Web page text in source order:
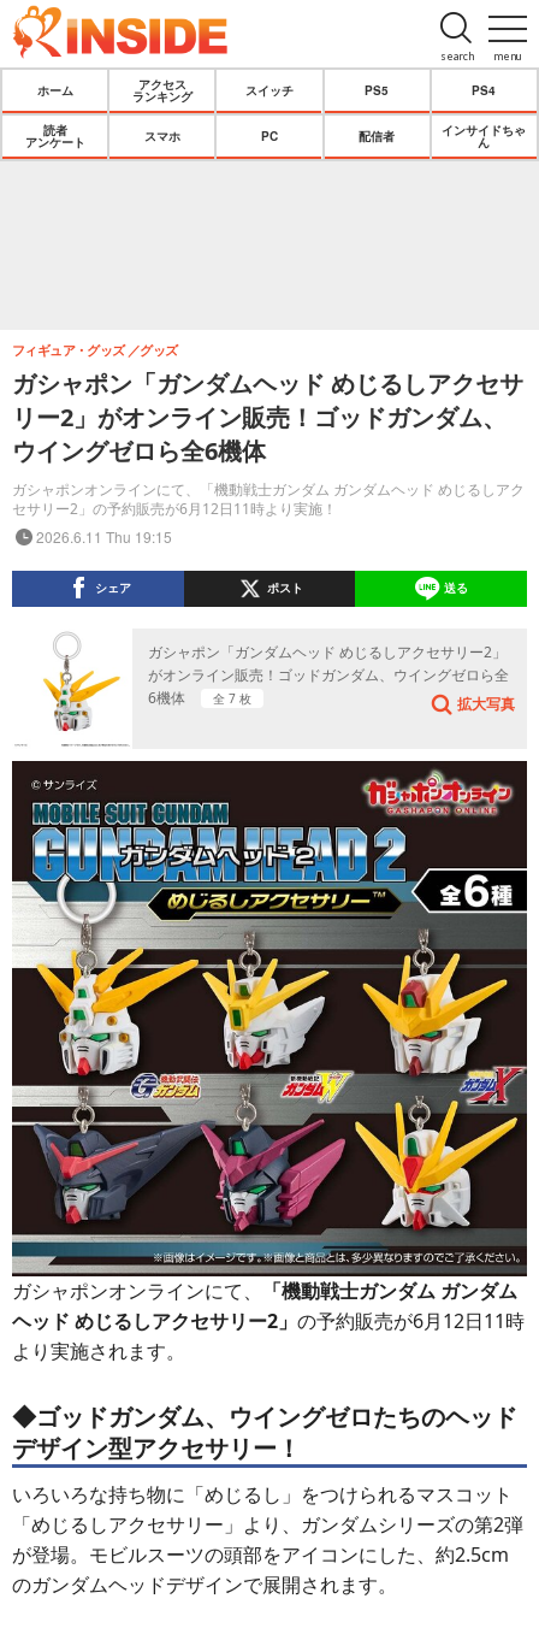
menu
search
ホーム
アクセス
ランキング
スイッチ PS5 PS4
読者
アンケート
スマホ PC 配信者
インサイドちゃ
ん
ガシャポン「ガンダムヘッド めじるしアクセサ
リー2」がオンライン販売！ゴッドガンダム、
ウイングゼロら全6機体
ガシャポンオンラインにて、「機動戦士ガンダム ガンダムヘッド めじるしアク
セサリー2」の予約販売が6月12日11時より実施！
フィギュア・グッズ グッズ
2026.6.11 Thu 19:15
シェア ポスト 送る
ガシャポン「ガンダムヘッド めじるしアクセサリー2」
がオンライン販売！ゴッドガンダム、ウイングゼロら全
6機体
全 7 枚 拡大写真
ガシャポンオンラインにて、
「機動戦士ガンダム ガンダム
ヘッド めじるしアクセサリー2」 の予約販売が6月12日11時
より実施されます。
◆ゴッドガンダム、ウイングゼロたちのヘッド
デザイン型アクセサリー！
いろいろな持ち物に「めじるし」をつけられるマスコット
「めじるしアクセサリー」より、ガンダムシリーズの第2弾
が登場。モビルスーツの頭部をアイコンにした、約2.5cm
のガンダムヘッドデザインで展開されます。